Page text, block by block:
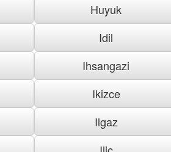
Huyuk
Idil
Ihsangazi
Ikizce
Ilgaz